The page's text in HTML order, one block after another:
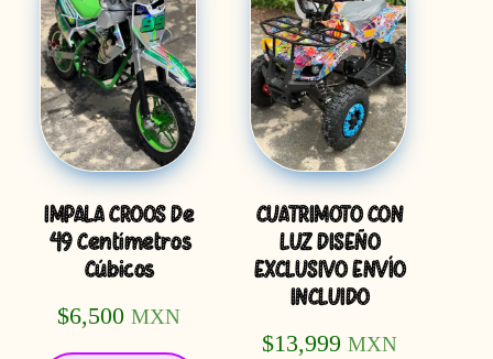
IMPALA CROOS De
49 Centímetros
Cúbicos
$6,500 MXN
CUATRIMOTO CON
LUZ DISEÑO
EXCLUSIVO ENVÍO
INCLUIDO
$13,999 MXN